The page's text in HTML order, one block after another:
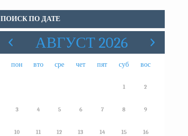
ПОИСК ПО ДАТЕ
АВГУСТ 2026
пон вто сре чет пят суб вос
1 2
3 4 5 6 7 8 9
10 11 12 13 14 15 16